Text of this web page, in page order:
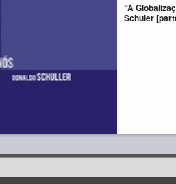
“A
Schuler